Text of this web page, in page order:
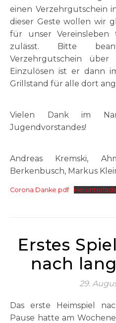
einen Verzehrgutschein
dieser Geste wollen wir
für unser Vereinsleben
zulässt. Bitte
Verzehrgutschein über
Einzulösen ist er dann
Grillstand für alle dort
Vielen Dank im
Jugendvorstandes!
Andreas Kremski,
Berkenbusch, Markus
Corona Danke.pdf
Erstes
nach
29.
Das erste Heimspiel nach der langen Corona-
Pause hatte am